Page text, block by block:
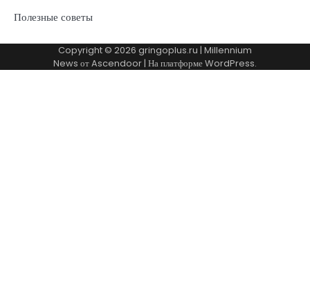
Полезные советы
Copyright © 2026 gringoplus.ru | Millennium
News отAscendoor| На платформеWordPress.